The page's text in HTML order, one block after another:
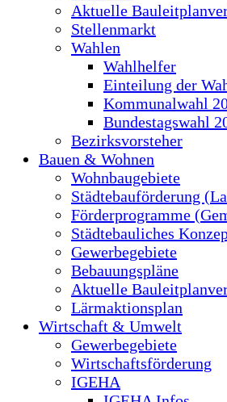
Aktuelle
Stellenmarkt
Wahlen
Wahlhelfer
Einteilung der
Kommunalwahl
Bundestagswahl
Bezirksvorsteher
Bauen & Wohnen
Wohnbaugebiete
Städtebauförderung
Förderprogramme
Städtebauliches
Gewerbegebiete
Bebauungspläne
Aktuelle
Lärmaktionsplan
Wirtschaft & Umwelt
Gewerbegebiete
Wirtschaftsförderung
IGEHA